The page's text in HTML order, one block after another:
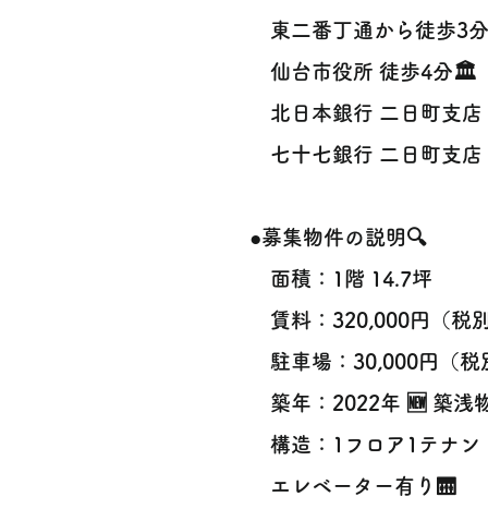
東二番丁通から徒歩3分
仙台市役所 徒歩4分🏛️
北日本銀行 二日町支店
七十七銀行 二日町支店
●募集物件の説明🔍
面積：1階 14.7坪
賃料：320,000円（税
駐車場：30,000円（税
築年：2022年 🆕 築浅
構造：1フロア1テナン
エレベーター有り🛗